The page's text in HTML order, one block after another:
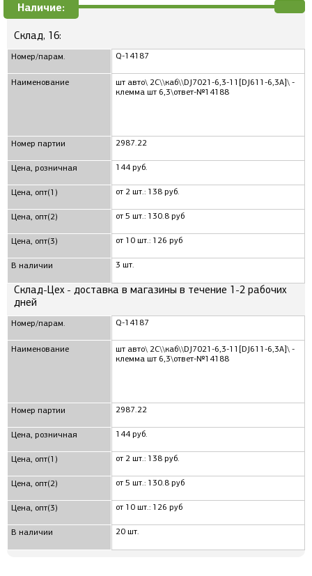
Наличие:
Склад, 16:
Номер/парам.
Наименование
Номер партии
Цена, розничная
Цена, опт(1)
Цена, опт(2)
Цена, опт(3)
В наличии
Q-14187
шт авто\ 2C\\каб\\DJ7021-6,3-11[DJ611-6,3A]\ -
клемма шт 6,3\ответ-№14188
2987.22
144 руб.
от 2 шт.: 138 руб.
от 5 шт.: 130.8 руб
от 10 шт.: 126 руб
3 шт.
Склад-Цех - доставка в магазины в течение 1-2 рабочих
дней
Номер/парам.
Наименование
Номер партии
Цена, розничная
Цена, опт(1)
Цена, опт(2)
Цена, опт(3)
В наличии
Q-14187
шт авто\ 2C\\каб\\DJ7021-6,3-11[DJ611-6,3A]\ -
клемма шт 6,3\ответ-№14188
2987.22
144 руб.
от 2 шт.: 138 руб.
от 5 шт.: 130.8 руб
от 10 шт.: 126 руб
20 шт.